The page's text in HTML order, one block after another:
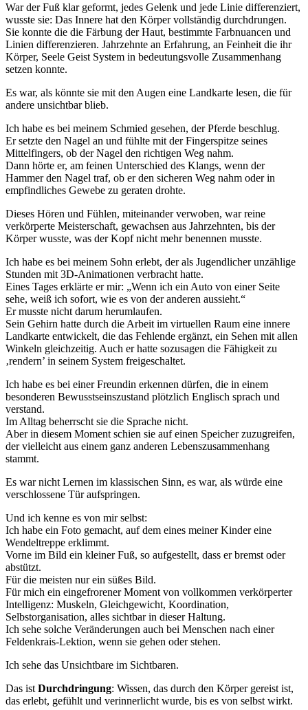
War der Fuß klar geformt, jedes Gelenk und jede Linie differenziert,
wusste sie: Das Innere hat den Körper vollständig durchdrungen.
Sie konnte die die Färbung der Haut, bestimmte Farbnuancen und
Linien differenzieren. Jahrzehnte an Erfahrung, an Feinheit die ihr
Körper, Seele Geist System in bedeutungsvolle Zusammenhang
setzen konnte.
Es war, als könnte sie mit den Augen eine Landkarte lesen, die für
andere unsichtbar blieb.
Ich habe es bei meinem Schmied gesehen, der Pferde beschlug.
Er setzte den Nagel an und fühlte mit der Fingerspitze seines
Mittelfingers, ob der Nagel den richtigen Weg nahm.
Dann hörte er, am feinen Unterschied des Klangs, wenn der
Hammer den Nagel traf, ob er den sicheren Weg nahm oder in
empfindliches Gewebe zu geraten drohte.
Dieses Hören und Fühlen, miteinander verwoben, war reine
verkörperte Meisterschaft, gewachsen aus Jahrzehnten, bis der
Körper wusste, was der Kopf nicht mehr benennen musste.
Ich habe es bei meinem Sohn erlebt, der als Jugendlicher unzählige
Stunden mit 3D-Animationen verbracht hatte.
Eines Tages erklärte er mir: „Wenn ich ein Auto von einer Seite
sehe, weiß ich sofort, wie es von der anderen aussieht.“
Er musste nicht darum herumlaufen.
Sein Gehirn hatte durch die Arbeit im virtuellen Raum eine innere
Landkarte entwickelt, die das Fehlende ergänzt, ein Sehen mit allen
Winkeln gleichzeitig. Auch er hatte sozusagen die Fähigkeit zu
‚rendern’ in seinem System freigeschaltet.
Ich habe es bei einer Freundin erkennen dürfen, die in einem
besonderen Bewusstseinszustand plötzlich Englisch sprach und
verstand.
Im Alltag beherrscht sie die Sprache nicht.
Aber in diesem Moment schien sie auf einen Speicher zuzugreifen,
der vielleicht aus einem ganz anderen Lebenszusammenhang
stammt.
Es war nicht Lernen im klassischen Sinn, es war, als würde eine
verschlossene Tür aufspringen.
Und ich kenne es von mir selbst:
Ich habe ein Foto gemacht, auf dem eines meiner Kinder eine
Wendeltreppe erklimmt.
Vorne im Bild ein kleiner Fuß, so aufgestellt, dass er bremst oder
abstützt.
Für die meisten nur ein süßes Bild.
Für mich ein eingefrorener Moment von vollkommen verkörperter
Intelligenz: Muskeln, Gleichgewicht, Koordination,
Selbstorganisation, alles sichtbar in dieser Haltung.
Ich sehe solche Veränderungen auch bei Menschen nach einer
Feldenkrais-Lektion, wenn sie gehen oder stehen.
Ich sehe das Unsichtbare im Sichtbaren.
Das ist Durchdringung: Wissen, das durch den Körper gereist ist,
das erlebt, gefühlt und verinnerlicht wurde, bis es von selbst wirkt.